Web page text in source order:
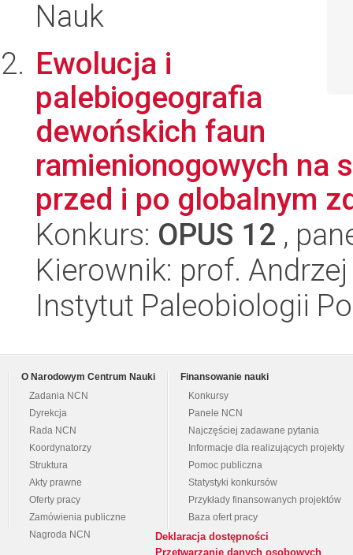
Nauk
Ewolucja i
palebiogeografia
dewońskich faun
ramienionogowych na
przed i po globalnym
Konkurs: OPUS 12 ,
Kierownik: prof.
Instytut Paleobiologii
O Narodowym Centrum Nauki
Zadania NCN
Dyrekcja
Rada NCN
Koordynatorzy
Struktura
Akty prawne
Oferty pracy
Zamówienia publiczne
Nagroda NCN
Finansowanie nauki
Konkursy
Panele NCN
Najczęściej zadawane pytania
Informacje dla realizujących projekty
Pomoc publiczna
Statystyki konkursów
Przykłady finansowanych projektów
Baza ofert pracy
Deklaracja dostępności
Przetwarzanie danych osobowych